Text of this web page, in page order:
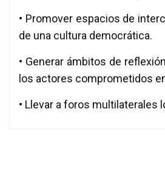
• Promover espacios de
de una cultura democrática.
• Generar ámbitos de
los actores comprometidos
• Llevar a foros multilaterales